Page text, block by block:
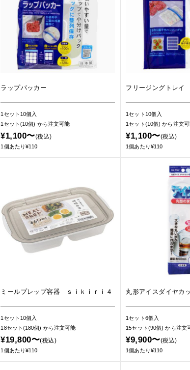
ラップパッカー
1セット10個入
1セット(10個) から注文可能
¥1,100〜(税込)
1個あたり¥110
フリージングトレイ
1セット10個入
1セット(10個)から注文
¥1,100〜(税込)
1個あたり¥110
ミールプレップ容器 ｓｉｋｉｒｉ４
1セット10個入
18セット(180個) から注文可能
¥19,800〜(税込)
1個あたり¥110
丸形アイスダイヤカ
1セット6個入
15セット(90個)から注文
¥9,900〜(税込)
1個あたり¥110